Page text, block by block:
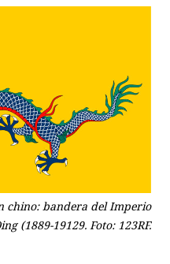
chino: bandera del Imperio
(1889-19129. Foto: 123RF.